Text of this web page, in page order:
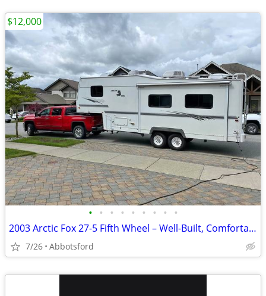
• • • • • • • • •
2003 Arctic Fox 27-5 Fifth Wheel – Well-Built, Comfortable & Ready
7/26 Abbotsford
$12,000